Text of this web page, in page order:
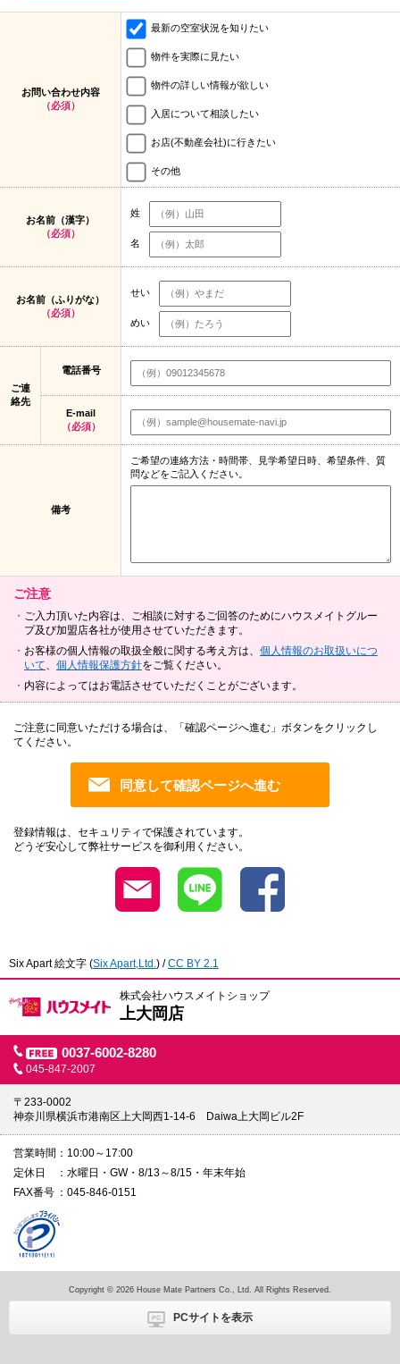
お問い合わせ内容
（必須）
最新の空室状況を知りたい
物件を実際に見たい
物件の詳しい情報が欲しい
入居について相談したい
お店(不動産会社)に行きたい
その他
お名前（漢字）
（必須）
姓
名
お名前（ふりがな）
（必須）
せい
めい
ご連
絡先
電話番号
E-mail
（必須）
備考
ご希望の連絡方法・時間帯、見学希望日時、希望条件、質
問などをご記入ください。
ご注意
ご入力頂いた内容は、ご相談に対するご回答のためにハウスメイトグルー
プ及び加盟店各社が使用させていただきます。
お客様の個人情報の取扱全般に関する考え方は、 個人情報のお取扱いにつ
いて、 個人情報保護方針をご覧ください。
内容によってはお電話させていただくことがございます。
ご注意に同意いただける場合は、「確認ページへ進む」ボタンをクリックし
てください。
登録情報は、セキュリティで保護されています。
どうぞ安心して弊社サービスを御利用ください。
Six Apart 絵文字 (Six Apart,Ltd.) /CC BY 2.1
株式会社ハウスメイトショップ
上大岡店
0037-6002-8280
045-847-2007
〒233-0002
神奈川県横浜市港南区上大岡西1-14-6 Daiwa上大岡ビル2F
営業時間
10:00～17:00
定休日
水曜日・GW・8/13～8/15・年末年始
FAX番号
045-846-0151
Copyright © 2026 House Mate Partners Co., Ltd. All Rights Reserved.
PCサイトを表示